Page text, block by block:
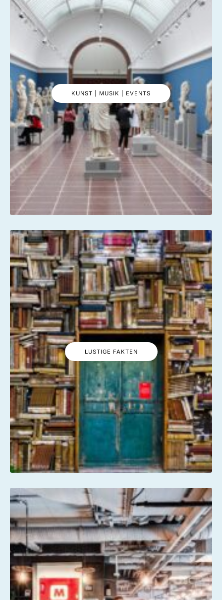
KUNST | MUSIK | EVENTS
LUSTIGE FAKTEN